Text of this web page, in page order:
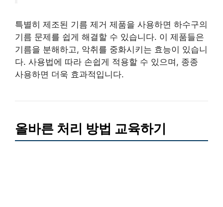
특별히 제조된 기름 제거 제품을 사용하면 하수구의
기름 문제를 쉽게 해결할 수 있습니다. 이 제품들은
기름을 분해하고, 악취를 중화시키는 효능이 있습니
다. 사용법에 따라 손쉽게 적용할 수 있으며, 종종
사용하면 더욱 효과적입니다.
올바른 처리 방법 교육하기